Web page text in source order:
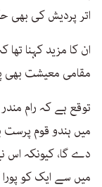
اتر پردیش کی بھی
ان کا مزید کہنا
مقامی معیشت بھی
توقع ہے کہ رام مندر
میں ہندو قوم
دے گا، کیونکہ اس
میں سے ایک کو پورا